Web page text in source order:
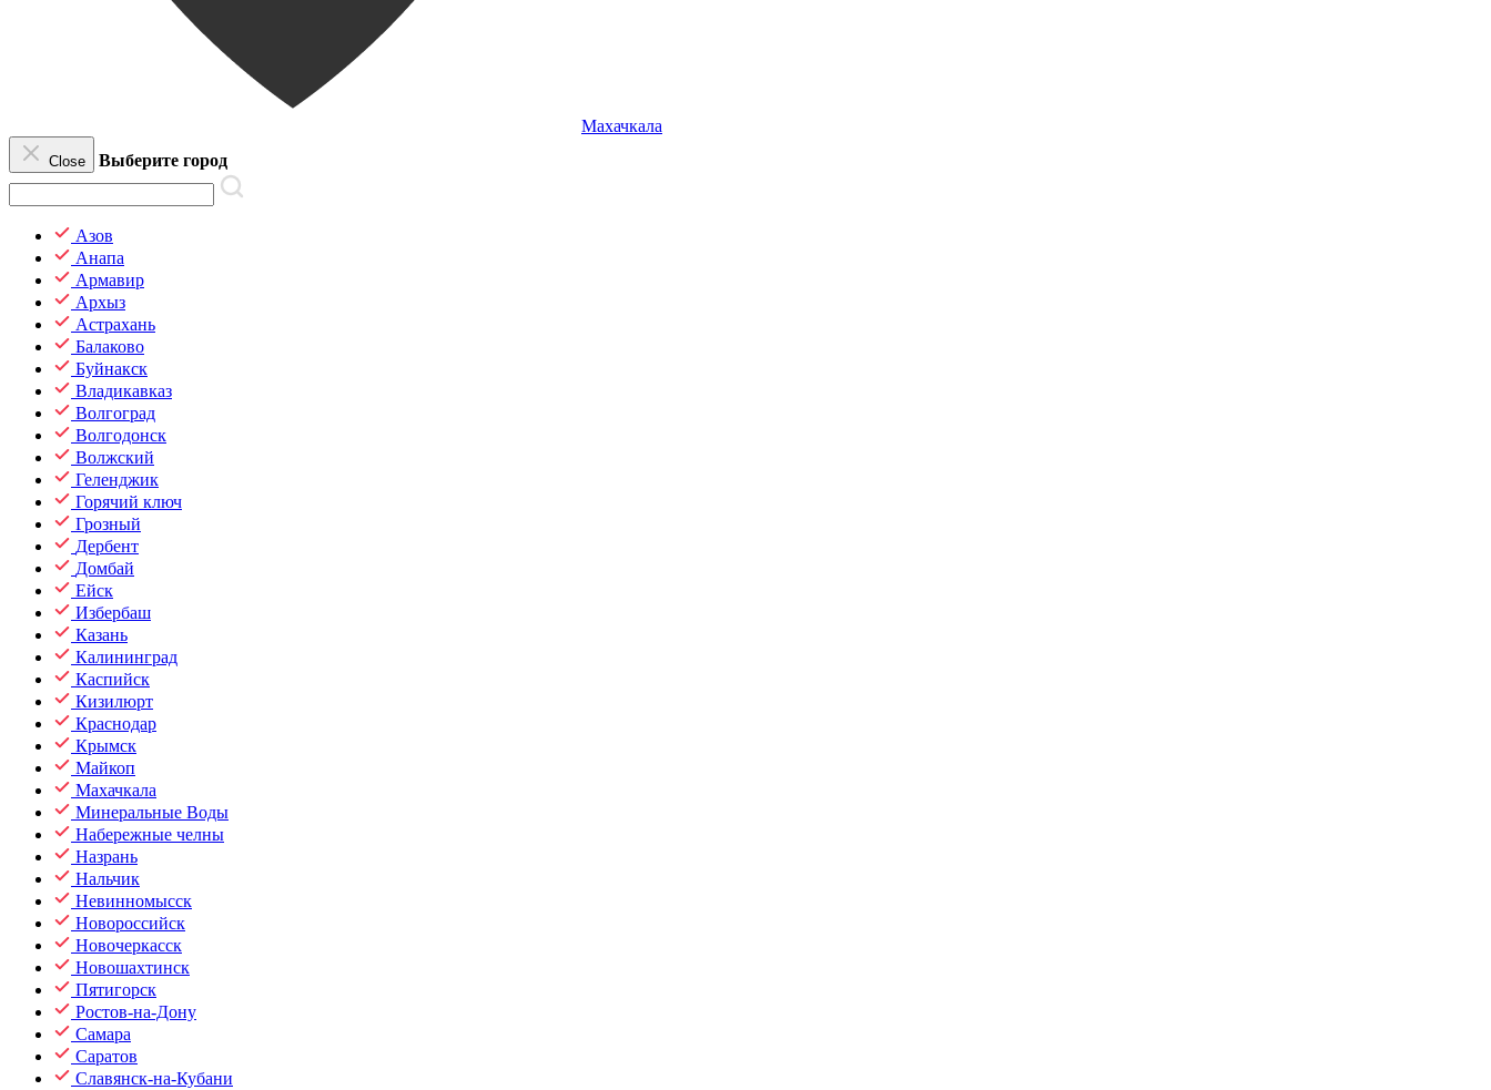
Махачкала
Close Выберите город
Азов
Анапа
Армавир
Архыз
Астрахань
Балаково
Буйнакск
Владикавказ
Волгоград
Волгодонск
Волжский
Геленджик
Горячий ключ
Грозный
Дербент
Домбай
Ейск
Избербаш
Казань
Калининград
Каспийск
Кизилюрт
Краснодар
Крымск
Майкоп
Махачкала
Минеральные Воды
Набережные челны
Назрань
Нальчик
Невинномысск
Новороссийск
Новочеркасск
Новошахтинск
Пятигорск
Ростов-на-Дону
Самара
Саратов
Славянск-на-Кубани